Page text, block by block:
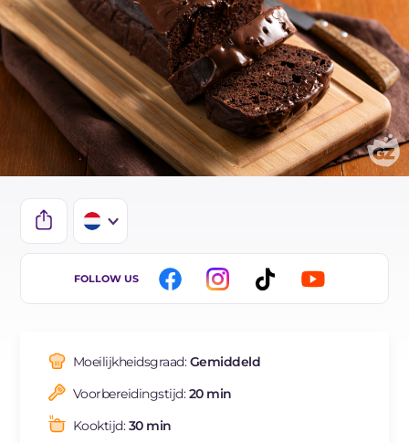
IT
ES
FR
BR
FOLLOW US
Moeilijkheidsgraad:Gemiddeld
Voorbereidingstijd:20 min
Kooktijd:30 min